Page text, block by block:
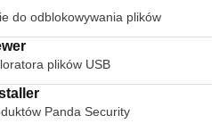
stabilny i wysokiej jakości
Słusznie dominuje na
multimedialnych od ponad 10
przez VideoLAN Org.
w wersji dla komputerów Mac?
do odblokowywania plików
plików USB
Panda Security